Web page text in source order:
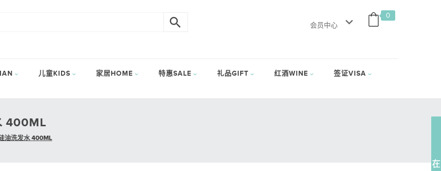
0
会员中心
儿童KIDS 家居HOME 特惠SALE 礼品GIFT 红酒WINE 签证VISA
400ML
油洗发水 400ML